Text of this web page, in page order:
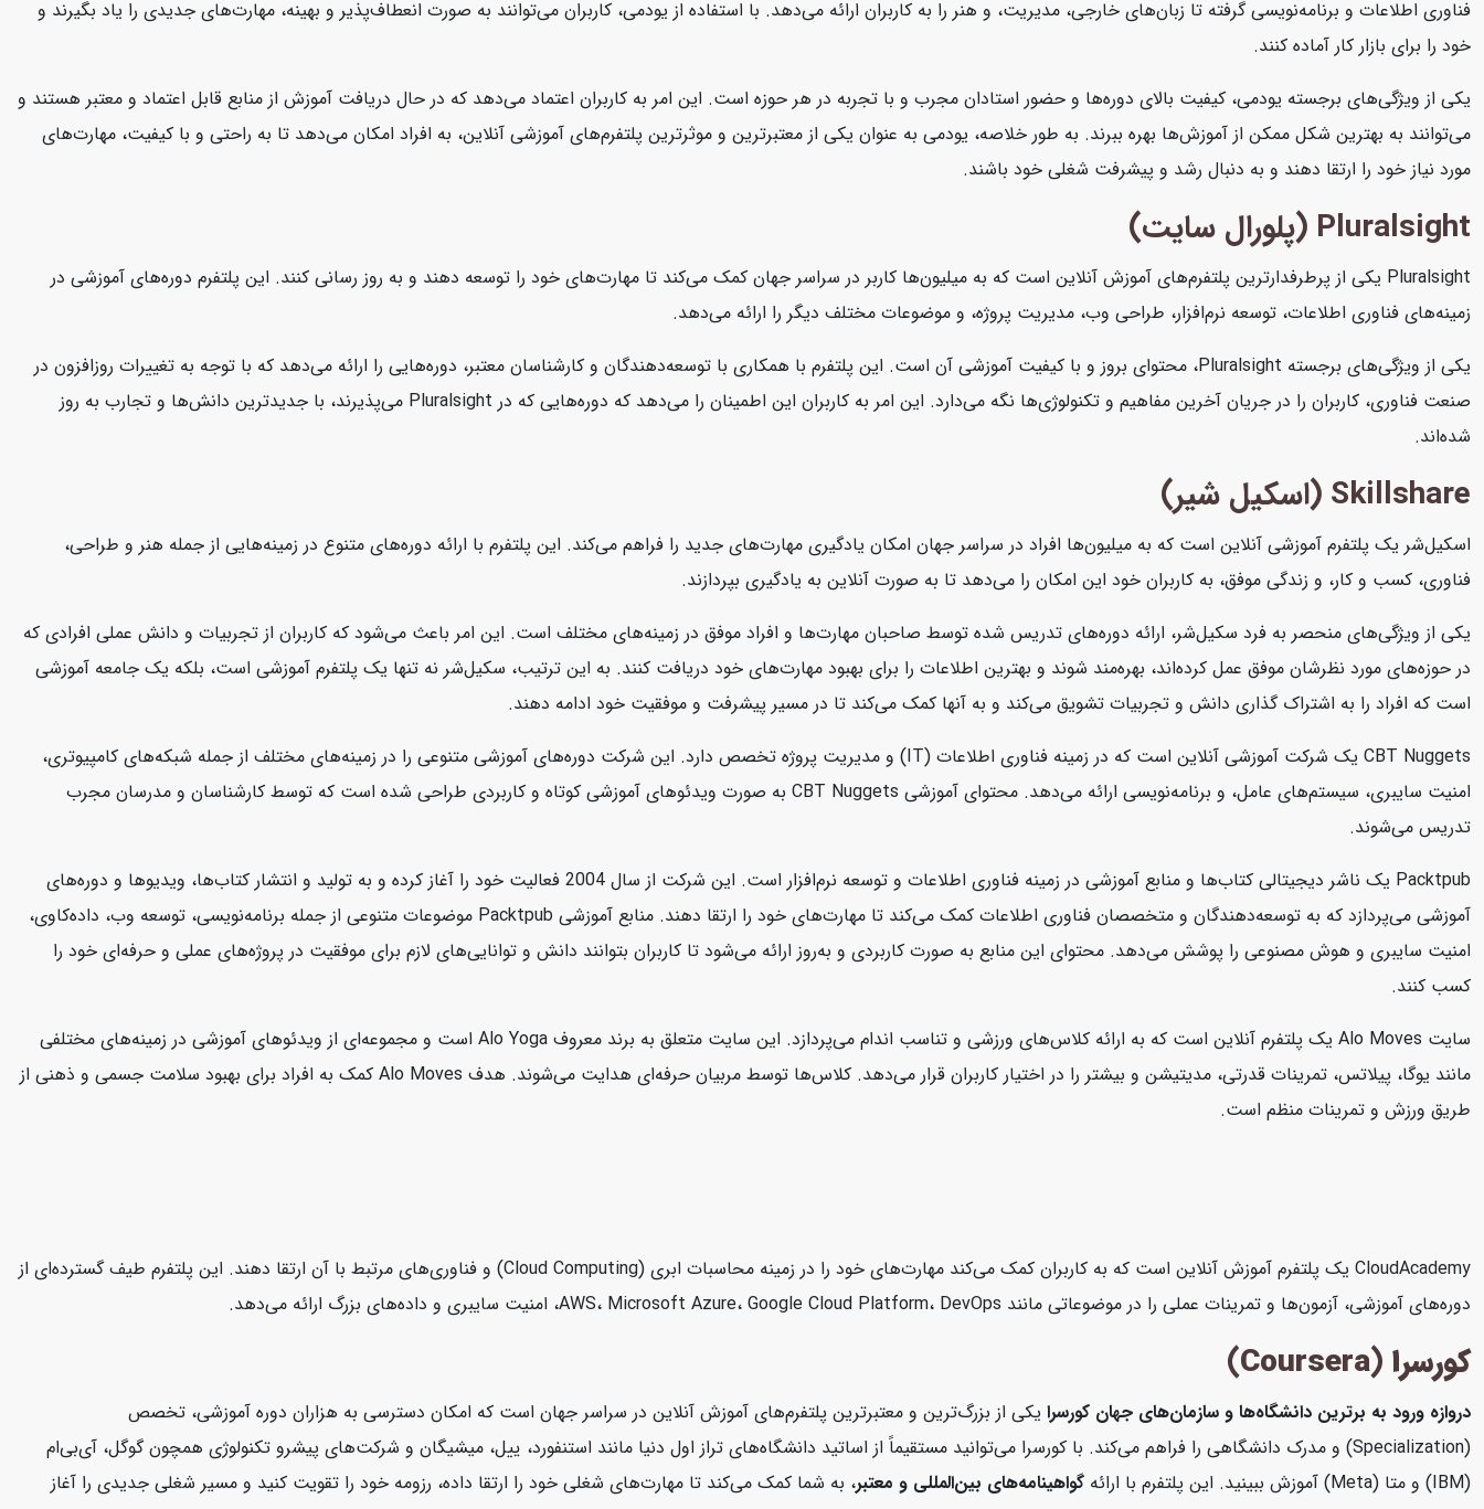
فناوری اطلاعات و برنامه‌نویسی گرفته تا زبان‌های خارجی، مدیریت، و هنر را به کاربران ارائه می‌دهد. با استفاده از یودمی، کاربران می‌توانند به صورت انعطاف‌پذیر و بهینه، مهارت‌های جدیدی را یاد بگیرند و
خود را برای بازار کار آماده کنند.
یکی از ویژگی‌های برجسته یودمی، کیفیت بالای دوره‌ها و حضور استادان مجرب و با تجربه در هر حوزه است. این امر به کاربران اعتماد می‌دهد که در حال دریافت آموزش از منابع قابل اعتماد و معتبر هستند و
می‌توانند به بهترین شکل ممکن از آموزش‌ها بهره ببرند. به طور خلاصه، یودمی به عنوان یکی از معتبرترین و موثرترین پلتفرم‌های آموزشی آنلاین، به افراد امکان می‌دهد تا به راحتی و با کیفیت، مهارت‌های
مورد نیاز خود را ارتقا دهند و به دنبال رشد و پیشرفت شغلی خود باشند.
Pluralsight (پلورال سایت)
Pluralsight یکی از پرطرفدارترین پلتفرم‌های آموزش آنلاین است که به میلیون‌ها کاربر در سراسر جهان کمک می‌کند تا مهارت‌های خود را توسعه دهند و به روز رسانی کنند. این پلتفرم دوره‌های آموزشی در
زمینه‌های فناوری اطلاعات، توسعه نرم‌افزار، طراحی وب، مدیریت پروژه، و موضوعات مختلف دیگر را ارائه می‌دهد.
یکی از ویژگی‌های برجسته Pluralsight، محتوای بروز و با کیفیت آموزشی آن است. این پلتفرم با همکاری با توسعه‌دهندگان و کارشناسان معتبر، دوره‌هایی را ارائه می‌دهد که با توجه به تغییرات روزافزون در
صنعت فناوری، کاربران را در جریان آخرین مفاهیم و تکنولوژی‌ها نگه می‌دارد. این امر به کاربران این اطمینان را می‌دهد که دوره‌هایی که در Pluralsight می‌پذیرند، با جدیدترین دانش‌ها و تجارب به روز
شده‌اند.
Skillshare (اسکیل شیر)
اسکیل‌شر یک پلتفرم آموزشی آنلاین است که به میلیون‌ها افراد در سراسر جهان امکان یادگیری مهارت‌های جدید را فراهم می‌کند. این پلتفرم با ارائه دوره‌های متنوع در زمینه‌هایی از جمله هنر و طراحی،
فناوری، کسب و کار، و زندگی موفق، به کاربران خود این امکان را می‌دهد تا به صورت آنلاین به یادگیری بپردازند.
یکی از ویژگی‌های منحصر به فرد سکیل‌شر، ارائه دوره‌های تدریس شده توسط صاحبان مهارت‌ها و افراد موفق در زمینه‌های مختلف است. این امر باعث می‌شود که کاربران از تجربیات و دانش عملی افرادی که
در حوزه‌های مورد نظرشان موفق عمل کرده‌اند، بهره‌مند شوند و بهترین اطلاعات را برای بهبود مهارت‌های خود دریافت کنند. به این ترتیب، سکیل‌شر نه تنها یک پلتفرم آموزشی است، بلکه یک جامعه آموزشی
است که افراد را به اشتراک گذاری دانش و تجربیات تشویق می‌کند و به آنها کمک می‌کند تا در مسیر پیشرفت و موفقیت خود ادامه دهند.
CBT Nuggets یک شرکت آموزشی آنلاین است که در زمینه فناوری اطلاعات (IT) و مدیریت پروژه تخصص دارد. این شرکت دوره‌های آموزشی متنوعی را در زمینه‌های مختلف از جمله شبکه‌های کامپیوتری،
امنیت سایبری، سیستم‌های عامل، و برنامه‌نویسی ارائه می‌دهد. محتوای آموزشی CBT Nuggets به صورت ویدئوهای آموزشی کوتاه و کاربردی طراحی شده است که توسط کارشناسان و مدرسان مجرب
تدریس می‌شوند.
Packtpub یک ناشر دیجیتالی کتاب‌ها و منابع آموزشی در زمینه فناوری اطلاعات و توسعه نرم‌افزار است. این شرکت از سال 2004 فعالیت خود را آغاز کرده و به تولید و انتشار کتاب‌ها، ویدیوها و دوره‌های
آموزشی می‌پردازد که به توسعه‌دهندگان و متخصصان فناوری اطلاعات کمک می‌کند تا مهارت‌های خود را ارتقا دهند. منابع آموزشی Packtpub موضوعات متنوعی از جمله برنامه‌نویسی، توسعه وب، داده‌کاوی،
امنیت سایبری و هوش مصنوعی را پوشش می‌دهد. محتوای این منابع به صورت کاربردی و به‌روز ارائه می‌شود تا کاربران بتوانند دانش و توانایی‌های لازم برای موفقیت در پروژه‌های عملی و حرفه‌ای خود را
کسب کنند.
سایت Alo Moves یک پلتفرم آنلاین است که به ارائه کلاس‌های ورزشی و تناسب اندام می‌پردازد. این سایت متعلق به برند معروف Alo Yoga است و مجموعه‌ای از ویدئوهای آموزشی در زمینه‌های مختلفی
مانند یوگا، پیلاتس، تمرینات قدرتی، مدیتیشن و بیشتر را در اختیار کاربران قرار می‌دهد. کلاس‌ها توسط مربیان حرفه‌ای هدایت می‌شوند. هدف Alo Moves کمک به افراد برای بهبود سلامت جسمی و ذهنی از
طریق ورزش و تمرینات منظم است.
CloudAcademy یک پلتفرم آموزش آنلاین است که به کاربران کمک می‌کند مهارت‌های خود را در زمینه محاسبات ابری (Cloud Computing) و فناوری‌های مرتبط با آن ارتقا دهند. این پلتفرم طیف گسترده‌ای از
دوره‌های آموزشی، آزمون‌ها و تمرینات عملی را در موضوعاتی مانند AWS، Microsoft Azure، Google Cloud Platform، DevOps، امنیت سایبری و داده‌های بزرگ ارائه می‌دهد.
کورسرا (Coursera)
دروازه ورود به برترین دانشگاه‌ها و سازمان‌های جهان کورسرا یکی از بزرگ‌ترین و معتبرترین پلتفرم‌های آموزش آنلاین در سراسر جهان است که امکان دسترسی به هزاران دوره آموزشی، تخصص
(Specialization) و مدرک دانشگاهی را فراهم می‌کند. با کورسرا می‌توانید مستقیماً از اساتید دانشگاه‌های تراز اول دنیا مانند استنفورد، ییل، میشیگان و شرکت‌های پیشرو تکنولوژی همچون گوگل، آی‌بی‌ام
(IBM) و متا (Meta) آموزش ببینید. این پلتفرم با ارائه
گواهینامه‌های بین‌المللی و معتبر، به شما کمک می‌کند تا مهارت‌های شغلی خود را ارتقا داده، رزومه خود را تقویت کنید و مسیر شغلی جدیدی را آغاز